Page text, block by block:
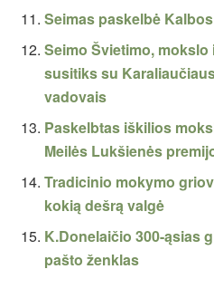
Seimas paskelbė
Seimo Švietimo,
susitiks su
vadovais
Paskelbtas iškilios
Meilės Lukšienės
Tradicinio mokymo
kokią dešrą valgė
K.Donelaičio 300-ąsias
pašto ženklas